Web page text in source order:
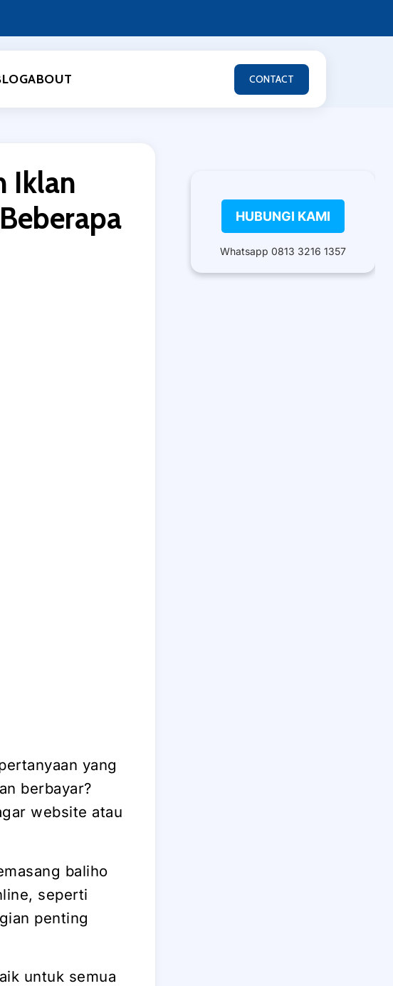
ABOUT CONTACT
Iklan
yang
berbayar?
website atau
baliho
seperti
penting
untuk semua
HUBUNGI KAMI
Whatsapp 0813 3216 1357